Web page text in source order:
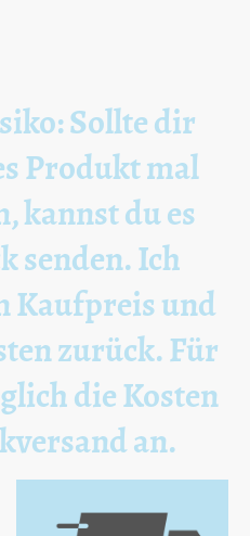
Sollte dir
Produkt mal
kannst du es
senden. Ich
Kaufpreis und
zurück. Für
die Kosten
an.